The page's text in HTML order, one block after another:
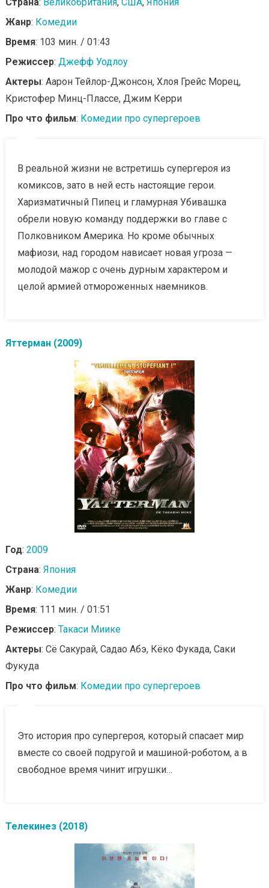
Жанр: Комедии
Время: 103 мин. / 01:43
Режиссер: Джефф Уодлоу
Актеры: Аарон Тейлор-Джонсон, Хлоя Грейс Морец,
Кристофер Минц-Плассе, Джим Керри
Про что фильм: Комедии про супергероев
В реальной жизни не встретишь супергероя из
комиксов, зато в ней есть настоящие герои.
Харизматичный Пипец и гламурная Убивашка
обрели новую команду поддержки во главе с
Полковником Америка. Но кроме обычных
мафиози, над городом нависает новая угроза —
молодой мажор с очень дурным характером и
целой армией отмороженных наемников.
Яттерман (2009)
Год: 2009
Страна: Япония
Жанр: Комедии
Время: 111 мин. / 01:51
Режиссер: Такаси Миике
Актеры: Сё Сакурай, Садао Абэ, Кёко Фукада, Саки
Фукуда
Про что фильм: Комедии про супергероев
Это история про супергероя, который спасает мир
вместе со своей подругой и машиной-роботом, а в
свободное время чинит игрушки…
Телекинез (2018)